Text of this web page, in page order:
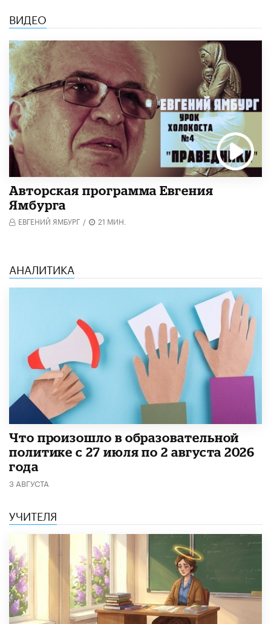
ВИДЕО
Авторская программа Евгения
Ямбурга
ЕВГЕНИЙ ЯМБУРГ / 21 МИН.
АНАЛИТИКА
​Что произошло в образовательной
политике с 27 июля по 2 августа 2026
года
3 АВГУСТА
УЧИТЕЛЯ